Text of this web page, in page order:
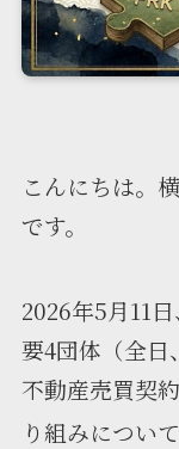
こんにちは。
です。
2026年5月11
要4団体（全日
不動産売買契
り組みについ